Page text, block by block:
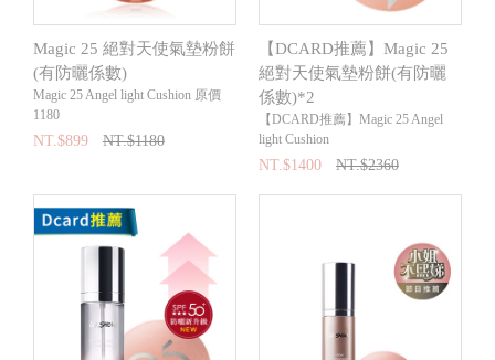
Magic 25 絕對天使氣墊粉餅
(有防曬係數)
Magic 25 Angel light Cushion 原價
1180
NT.$899 NT.$1180
【DCARD推薦】Magic 25
絕對天使氣墊粉餅(有防曬
係數)*2
【DCARD推薦】Magic 25 Angel
light Cushion
NT.$1400 NT.$2360